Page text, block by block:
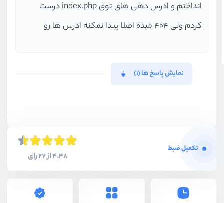
انداختم و ادرس دهی های توی index.php درست
کردم ولی 404 میده اصلا پیدا نمکنه ادرس ها رو
نمایش پاسخ ها (1)
تکمیل ضبط
4.48 از 27 رای